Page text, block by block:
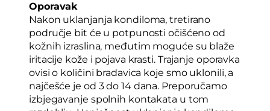
Oporavak
Nakon uklanjanja kondiloma, tretirano
područje bit će u potpunosti očišćeno od
kožnih izraslina, međutim moguće su blaže
iritacije kože i pojava krasti. Trajanje oporavka
ovisi o količini bradavica koje smo uklonili, a
najčešće je od 3 do 14 dana. Preporučamo
izbjegavanje spolnih kontakata u tom